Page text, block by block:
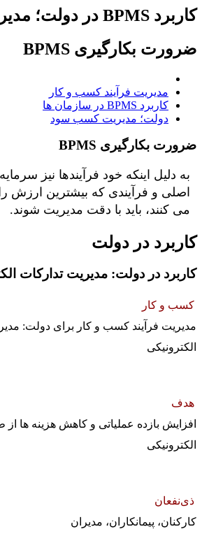
کاربرد BPMS در دولت؛ مدیریت کسب سود
ضرورت بکارگیری BPMS
مدیریت فرآیند کسب و کار
کاربرد BPMS در سازمان ها
دولت؛ مدیریت کسب سود
ضرورت بکارگیری BPMS
به دلیل اینکه خود فرآیندها نیز
اصلی و فرآیندی که بیشترین ارزش
می کنند، باید با دقت مدیریت شوند.
کاربرد در دولت
کاربرد در دولت: مدیریت تدارکات
کسب و کار
مدیریت فرآیند کسب و کار برای دولت:
الکترونیکی
هدف
افزایش بازده عملیاتی و کاهش هزینه ها
الکترونیکی
ذی‌نفعان
کارکنان، پیمانکاران، مدیران